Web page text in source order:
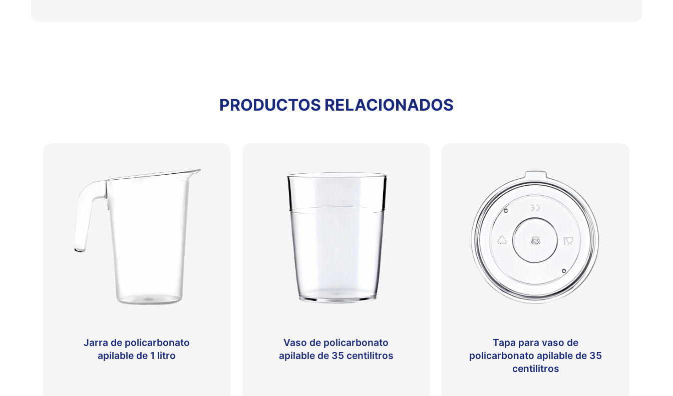
PRODUCTOS RELACIONADOS
Jarra de policarbonato
apilable de 1 litro
Vaso de policarbonato
apilable de 35 centilitros
Tapa para vaso de
policarbonato apilable de 35
centilitros